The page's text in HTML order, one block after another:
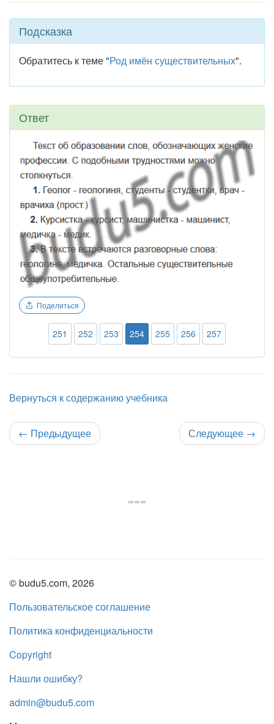
Подсказка
Обратитесь к теме "Род имён существительных".
Ответ
Поделиться
251 252 253 254 255 256 257
Вернуться к содержанию учебника
← Предыдущее Следующее →
© budu5.com, 2026
Пользовательское соглашение
Политика конфиденциальности
Copyright
Нашли ошибку?
admin@budu5.com